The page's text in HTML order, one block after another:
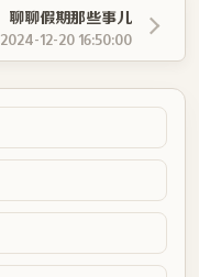
聊聊假期那些事儿
2024-12-20 16:50:00